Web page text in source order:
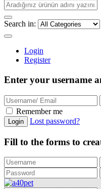
Search in:
Login
Register
Enter your username
Remember me
Login Lost password?
Fill to the forms to